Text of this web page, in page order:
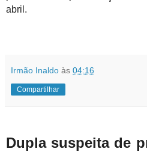
abril.
Irmão Inaldo às 04:16
Compartilhar
Dupla suspeita de